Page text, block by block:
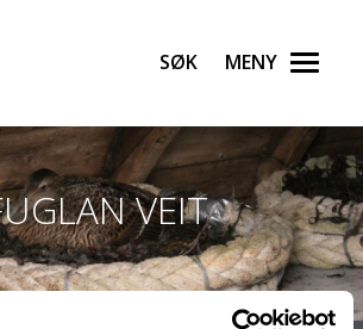
universitet
Søk Meny
VEIT